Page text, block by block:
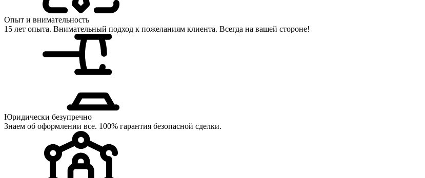
Опыт и внимательность
15 лет опыта. Внимательный подход к пожеланиям клиента. Всегда на вашей стороне!
Юридически безупречно
Знаем об оформлении все. 100% гарантия безопасной сделки.